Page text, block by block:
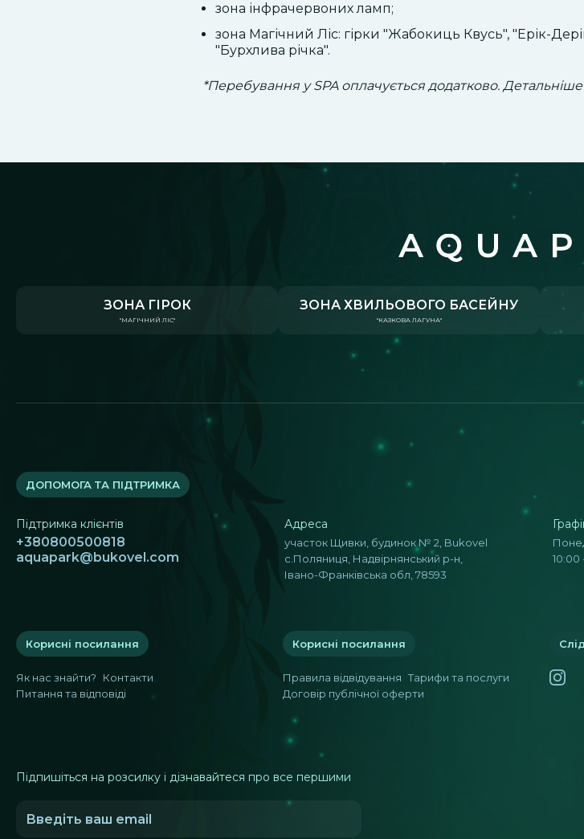
зона інфрачервоних ламп;
зона Магічний Ліс: гірки "Жабокиць Квусь", "Ерік-
"Бурхлива річка".
*Перебування у SPA оплачується додатково. Детальніше
ЗОНА ГІРОК
"МАГІЧНИЙ ЛІС"
ЗОНА ХВИЛЬОВОГО БАСЕЙНУ
"КАЗКОВА ЛАГУНА"
ДОПОМОГА ТА ПІДТРИМКА
Підтримка клієнтів
+380800500818
aquapark@bukovel.com
Адреса
участок Щивки, будинок № 2, Bukovel
с.Поляниця, Надвірнянський р-н,
Івано-Франківська обл, 78593
10:00
Корисні посилання
Як нас знайти?
Контакти
Питання та відповіді
Корисні посилання
Правила відвідування Тарифи та послуги
Договір публічної оферти
Підпишіться на розсилку і дізнавайтеся про все першими